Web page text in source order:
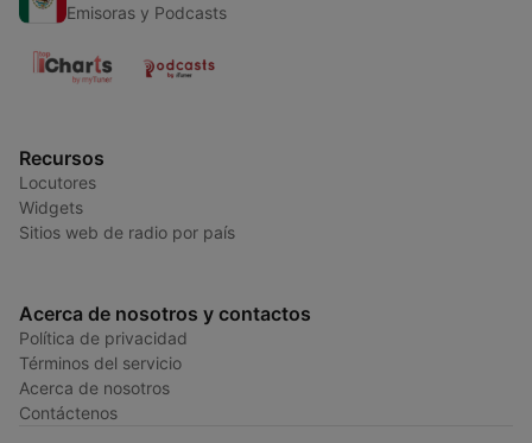
Emisoras y Podcasts
Recursos
Locutores
Widgets
Sitios web de radio por país
Acerca de nosotros y contactos
Política de privacidad
Términos del servicio
Acerca de nosotros
Contáctenos